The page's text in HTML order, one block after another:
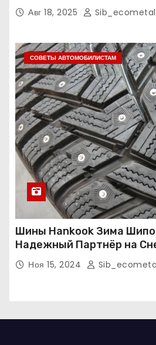
Авг 18, 2025 Sib_ecometal
СОВЕТЫ АВТОМОБИЛИСТАМ
Шины Hankook Зима
Надежный Партнёр на
Ноя 15, 2024